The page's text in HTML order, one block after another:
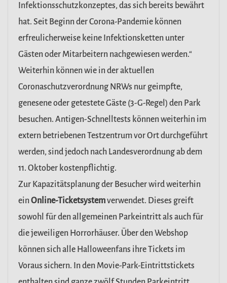
Infektionsschutzkonzeptes, das sich bereits bewährt
hat. Seit Beginn der Corona-Pandemie können
erfreulicherweise keine Infektionsketten unter
Gästen oder Mitarbeitern nachgewiesen werden.“
Weiterhin können wie in der aktuellen
Coronaschutzverordnung NRWs nur geimpfte,
genesene oder getestete Gäste (3-G-Regel) den Park
besuchen. Antigen-Schnelltests können weiterhin im
extern betriebenen Testzentrum vor Ort durchgeführt
werden, sind jedoch nach Landesverordnung ab dem
11. Oktober kostenpflichtig.
Zur Kapazitätsplanung der Besucher wird weiterhin
einOnline-Ticketsystemverwendet. Dieses greift
sowohl für den allgemeinen Parkeintritt als auch für
die jeweiligen Horrorhäuser. Über den Webshop
können sich alle Halloweenfans ihre Tickets im
Voraus sichern. In den Movie-Park-Eintrittstickets